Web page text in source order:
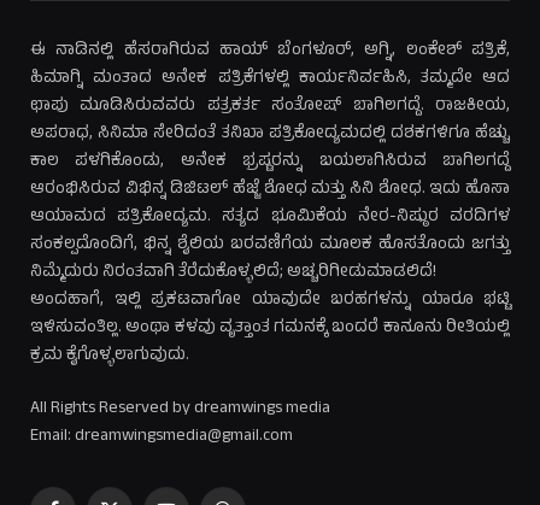
ಈ ನಾಡಿನಲ್ಲಿ ಹೆಸರಾಗಿರುವ ಹಾಯ್ ಬೆಂಗಳೂರ್, ಅಗ್ನಿ, ಲಂಕೇಶ್ ಪತ್ರಿಕೆ,
ಹಿಮಾಗ್ನಿ ಮಂತಾದ ಅನೇಕ ಪತ್ರಿಕೆಗಳಲ್ಲಿ ಕಾರ್ಯನಿರ್ವಹಿಸಿ, ತಮ್ಮದೇ ಆದ
ಛಾಪು ಮೂಡಿಸಿರುವವರು ಪತ್ರಕರ್ತ ಸಂತೋಷ್ ಬಾಗಿಲಗದ್ದೆ. ರಾಜಕೀಯ,
ಅಪರಾಧ, ಸಿನಿಮಾ ಸೇರಿದಂತೆ ತನಿಖಾ ಪತ್ರಿಕೋದ್ಯಮದಲ್ಲಿ ದಶಕಗಳಿಗೂ ಹೆಚ್ಚು
ಕಾಲ ಪಳಗಿಕೊಂಡು, ಅನೇಕ ಭ್ರಷ್ಟರನ್ನು ಬಯಲಾಗಿಸಿರುವ ಬಾಗಿಲಗದ್ದೆ
ಆರಂಭಿಸಿರುವ ವಿಭಿನ್ನ ಡಿಜಿಟಲ್ ಹೆಜ್ಜೆ ಶೋಧ ಮತ್ತು ಸಿನಿ ಶೋಧ. ಇದು ಹೊಸಾ
ಆಯಾಮದ ಪತ್ರಿಕೋದ್ಯಮ. ಸತ್ಯದ ಭೂಮಿಕೆಯ ನೇರ-ನಿಷ್ಠುರ ವರದಿಗಳ
ಸಂಕಲ್ಪದೊಂದಿಗೆ, ಭಿನ್ನ ಶೈಲಿಯ ಬರವಣಿಗೆಯ ಮೂಲಕ ಹೊಸತೊಂದು ಜಗತ್ತು
ನಿಮ್ಮೆದುರು ನಿರಂತವಾಗಿ ತೆರೆದುಕೊಳ್ಳಲಿದೆ; ಅಚ್ಚರಿಗೀಡುಮಾಡಲಿದೆ!
ಅಂದಹಾಗೆ, ಇಲ್ಲಿ ಪ್ರಕಟವಾಗೋ ಯಾವುದೇ ಬರಹಗಳನ್ನು ಯಾರೂ ಭಟ್ಟಿ
ಇಳಿಸುವಂತಿಲ್ಲ. ಅಂಥಾ ಕಳವು ವೃತ್ತಾಂತ ಗಮನಕ್ಕೆ ಬಂದರೆ ಕಾನೂನು ರೀತಿಯಲ್ಲಿ
ಕ್ರಮ ಕೈಗೊಳ್ಳಲಾಗುವುದು.
All Rights Reserved by dreamwings media
Email: dreamwingsmedia@gmail.com